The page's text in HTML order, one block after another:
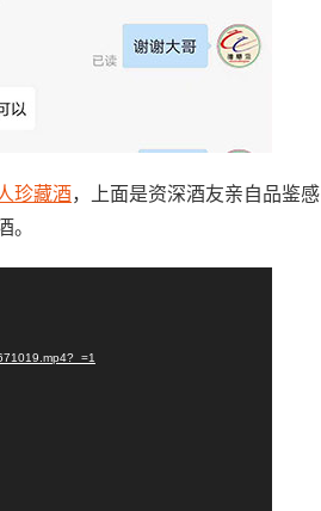
珍藏酒，上面是资深酒友亲自品鉴感